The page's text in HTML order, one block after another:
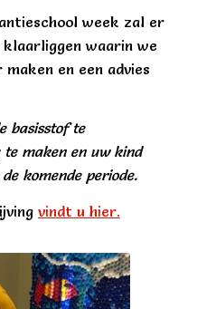
week zal er
waarin we
en een advies
basisstof te
te maken en uw kind
komende periode.
vindt u hier.